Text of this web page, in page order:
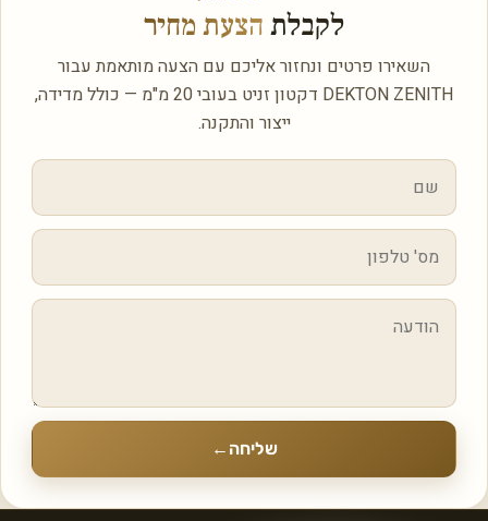
לקבלת הצעת מחיר
השאירו פרטים ונחזור אליכם עם הצעה מותאמת עבור
DEKTON ZENITH דקטון זניט בעובי 20 מ"מ — כולל מדידה,
ייצור והתקנה.
שליחה ←